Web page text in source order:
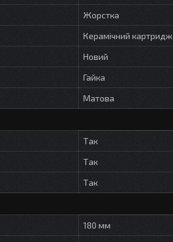
Жорстка
Керамічний картридж
Новий
Гайка
Матова
Так
Так
Так
180 мм